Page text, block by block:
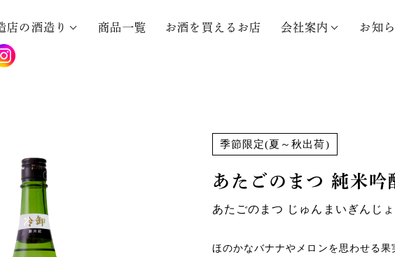
店の酒造り 商品一覧 お酒を買えるお店 会社案内 お知
季節限定(夏～秋出荷)
あたごのまつ 純米吟
あたごのまつ じゅんまいぎんじ
ほのかなバナナやメロンを思わせる